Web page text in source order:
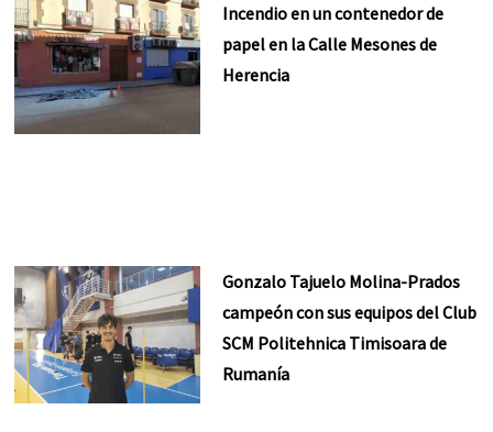
Incendio en un contenedor de
papel en la Calle Mesones de
Herencia
Gonzalo Tajuelo Molina-Prados
campeón con sus equipos del Club
SCM Politehnica Timisoara de
Rumanía